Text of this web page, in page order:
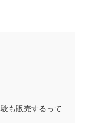
も販売するって